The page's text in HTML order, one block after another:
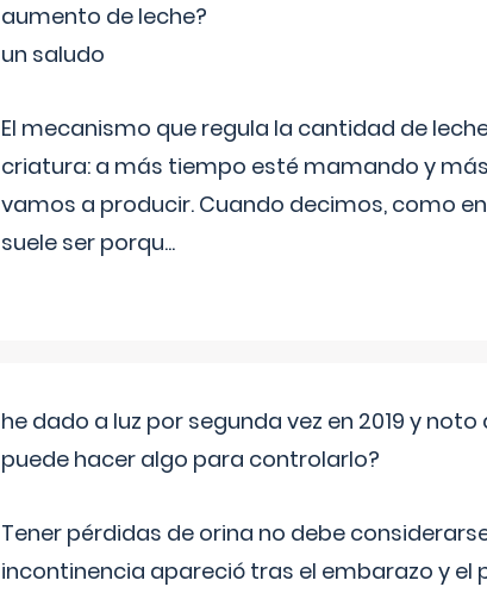
aumento de leche?
un saludo
El mecanismo que regula la cantidad de
criatura: a más tiempo esté mamando y
vamos a producir. Cuando decimos, como
suele ser porqu...
he dado a luz por segunda vez en 2019 y
puede hacer algo para controlarlo?
Tener pérdidas de orina no debe
incontinencia apareció tras el embarazo y